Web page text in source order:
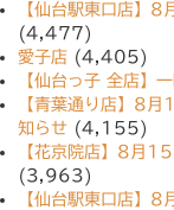
【仙台駅東口店】
(4,477)
愛子店 (4,405)
【仙台っ子 全店】
【青葉通り店】8
知らせ (4,155)
【花京院店】8月
(3,963)
【仙台駅東口店】8